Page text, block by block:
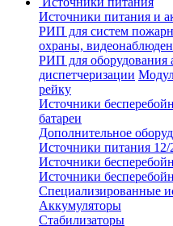
Источники питания и
РИП для систем
охраны,
РИП для оборудования
диспетчеризации
рейку
Источники
батареи
Дополнительное
Источники питания 12/
Источники
Источники
Специализированные
Аккумуляторы
Стабилизаторы